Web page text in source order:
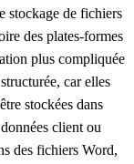
stockage de fichiers
des plates-formes
plus compliquée
car elles
stockées dans
client ou
des fichiers Word,